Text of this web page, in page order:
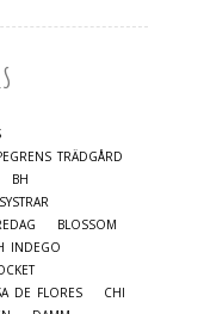
TRÄDGÅRD
BH
BLOSSOM
INDEGO
DE FLORES
CHI